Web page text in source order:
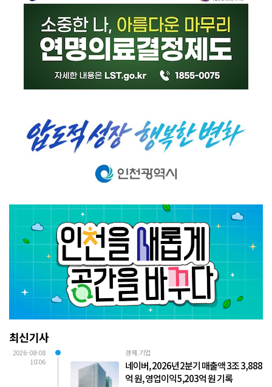
최신기사
2026-08-08
10:06
경제.기업
네이버, 2026년 2분기 매출액 3조 3,888
억 원, 영업이익 5,203억 원 기록